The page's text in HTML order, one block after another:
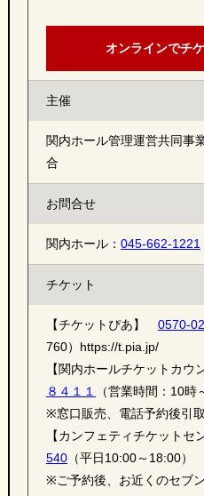
オンラインでチ
主催
関内ホール管理運営共同事
合
お問合せ
関内ホール： 045-662-1221
チケット
【チケットぴあ】 0570-
760）https://t.pia.jp/
【関内ホールチケットカ
８４１１
（営業時間：10時
※窓口販売、電話予約後引
【カンフェティチケット
540（平日10:00～18:00）
※ご予約後、お近くのセブ